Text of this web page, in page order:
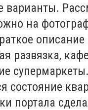
варианты.
на
развязка,
супермаркеты.
состояние
портала